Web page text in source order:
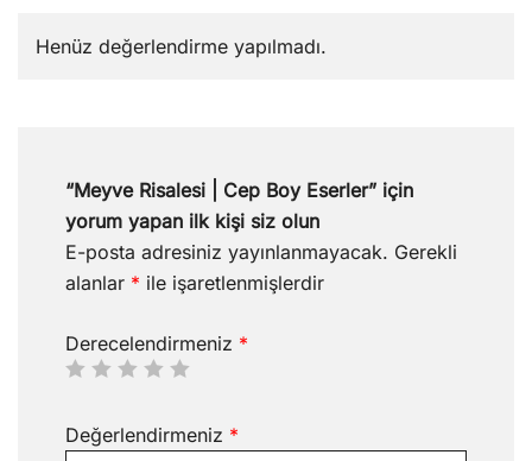
Henüz değerlendirme yapılmadı.
“Meyve Risalesi | Cep Boy Eserler” için
yorum yapan ilk kişi siz olun
E-posta adresiniz yayınlanmayacak. Gerekli
alanlar * ile işaretlenmişlerdir
Derecelendirmeniz *
Değerlendirmeniz *